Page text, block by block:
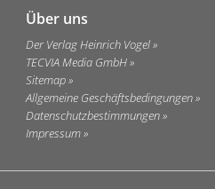
Über uns
Der Verlag Heinrich Vogel
TECVIA Media GmbH
Sitemap
Allgemeine Geschäftsbedingungen
Datenschutzbestimmungen
Impressum